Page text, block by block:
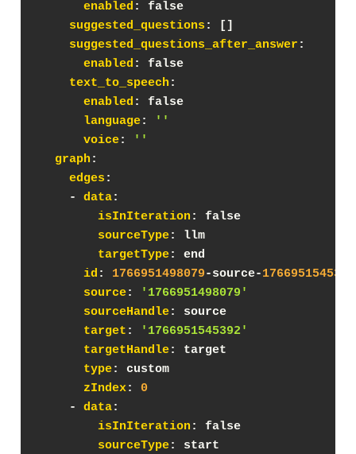
enabled : false
suggested_questions : []
suggested_questions_after_answer :
enabled : false
text_to_speech :
enabled : false
language:
''
voice:
''
graph :
edges :
    -
data:
isInIteration : false
sourceType: llm
targetType: end
id : 1766951498079-source-1766951545392
source:
'1766951498079'
sourceHandle: source
target :
'1766951545392'
targetHandle: target
type: custom
zIndex: 0
    -
data:
isInIteration : false
sourceType: start